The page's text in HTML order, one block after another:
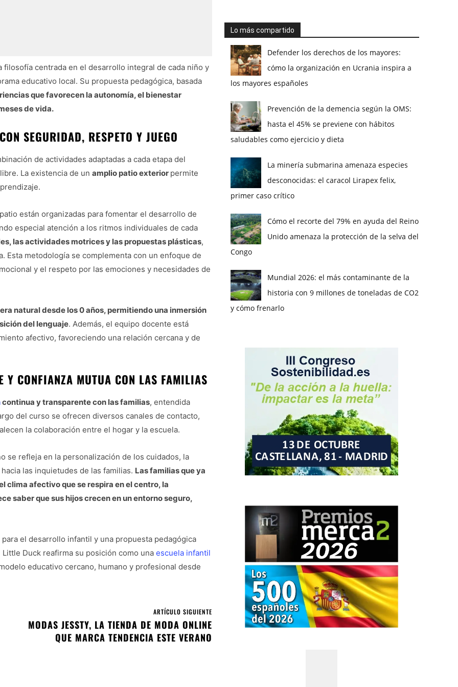
centrada en el desarrollo integral de cada niño y
educativo local. Su propuesta pedagógica, basada
que favorecen la autonomía, el bienestar
de vida.
SEGURIDAD, RESPETO Y JUEGO
de actividades adaptadas a cada etapa del
La existencia de un amplio patio exterior permite
están organizadas para fomentar el desarrollo de
especial atención a los ritmos individuales de cada
las actividades motrices y las propuestas plásticas,
Esta metodología se complementa con un enfoque de
y el respeto por las emociones y necesidades de
natural desde los 0 años, permitiendo una inmersión
del lenguaje. Además, el equipo docente está
afectivo, favoreciendo una relación cercana y de
Y CONFIANZA MUTUA CON LAS FAMILIAS
continua y transparente con las familias, entendida
del curso se ofrecen diversos canales de contacto,
la colaboración entre el hogar y la escuela.
se refleja en la personalización de los cuidados, la
las inquietudes de las familias. Las familias que ya
clima afectivo que se respira en el centro, la
saber que sus hijos crecen en un entorno seguro,
el desarrollo infantil y una propuesta pedagógica
Duck reafirma su posición como una escuela infantil
educativo cercano, humano y profesional desde
ARTÍCULO SIGUIENTE
MODAS JESSTY, LA TIENDA DE MODA ONLINE
QUE MARCA TENDENCIA ESTE VERANO
Lo más compartido
Defender los derechos de los mayores:
cómo la organización en Ucrania inspira a
los mayores españoles
Prevención de la demencia según la OMS:
hasta el 45% se previene con hábitos
saludables como ejercicio y dieta
La minería submarina amenaza especies
desconocidas: el caracol Lirapex felix,
primer caso crítico
Cómo el recorte del 79% en ayuda del Reino
Unido amenaza la protección de la selva del
Congo
Mundial 2026: el más contaminante de la
historia con 9 millones de toneladas de CO2
y cómo frenarlo